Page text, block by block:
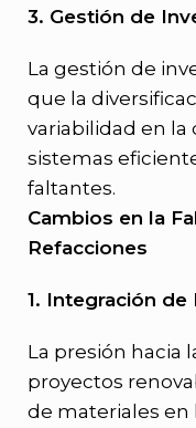
3. Gestión de
La gestión de
que la
variabilidad en
sistemas
faltantes.
Cambios en la
Refacciones
1. Integración
La presión hacia
proyectos
de materiales en